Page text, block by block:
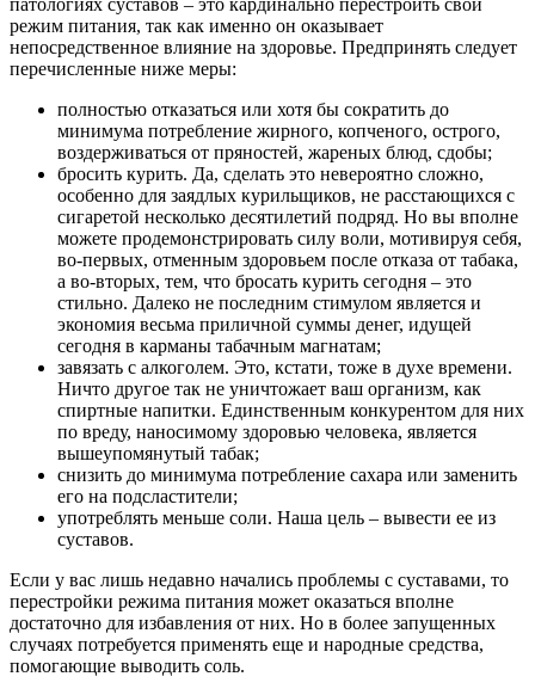
патологиях суставов – это кардинально перестроить свой
режим питания, так как именно он оказывает
непосредственное влияние на здоровье. Предпринять следует
перечисленные ниже меры:
полностью отказаться или хотя бы сократить до
минимума потребление жирного, копченого, острого,
воздерживаться от пряностей, жареных блюд, сдобы;
бросить курить. Да, сделать это невероятно сложно,
особенно для заядлых курильщиков, не расстающихся с
сигаретой несколько десятилетий подряд. Но вы вполне
можете продемонстрировать силу воли, мотивируя себя,
во-первых, отменным здоровьем после отказа от табака,
а во-вторых, тем, что бросать курить сегодня – это
стильно. Далеко не последним стимулом является и
экономия весьма приличной суммы денег, идущей
сегодня в карманы табачным магнатам;
завязать с алкоголем. Это, кстати, тоже в духе времени.
Ничто другое так не уничтожает ваш организм, как
спиртные напитки. Единственным конкурентом для них
по вреду, наносимому здоровью человека, является
вышеупомянутый табак;
снизить до минимума потребление сахара или заменить
его на подсластители;
употреблять меньше соли. Наша цель – вывести ее из
суставов.
Если у вас лишь недавно начались проблемы с суставами, то
перестройки режима питания может оказаться вполне
достаточно для избавления от них. Но в более запущенных
случаях потребуется применять еще и народные средства,
помогающие выводить соль.